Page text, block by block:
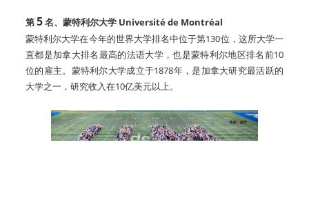
第5名、蒙特利尔大学 Université de Montréal
蒙特利尔大学在今年的世界大学排名中位于第130位，这所大学一
直都是加拿大排名最高的法语大学，也是蒙特利尔地区排名前10
位的雇主。蒙特利尔大学成立于1878年，是加拿大研究最活跃的
大学之一，研究收入在10亿美元以上。